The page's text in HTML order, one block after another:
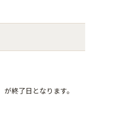
終了日となります。